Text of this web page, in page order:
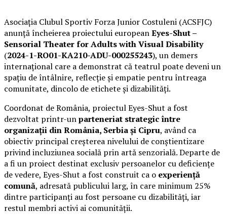
Asociația Clubul Sportiv Forza Junior Costuleni (ACSFJC)
anunță încheierea proiectului europeanEyes-Shut –
Sensorial Theater for Adults with Visual Disability
(2024-1-RO01-KA210-ADU-000255243), un demers
internațional care a demonstrat că teatrul poate deveni un
spațiu de întâlnire, reflecție și empatie pentru întreaga
comunitate, dincolo de etichete și dizabilități.
Coordonat de România, proiectul Eyes-Shut a fost
dezvoltat printr-unparteneriat strategic între
organizații din România, Serbia și Cipru, având ca
obiectiv principal creșterea nivelului de conștientizare
privind incluziunea socială prin artă senzorială. Departe de
a fi un proiect destinat exclusiv persoanelor cu deficiențe
de vedere, Eyes-Shut a fost construit ca o experiență
comună, adresată publicului larg, în care minimum 25%
dintre participanți au fost persoane cu dizabilități, iar
restul membri activi ai comunității.